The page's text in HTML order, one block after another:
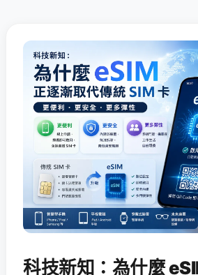
科技新知：為什麼